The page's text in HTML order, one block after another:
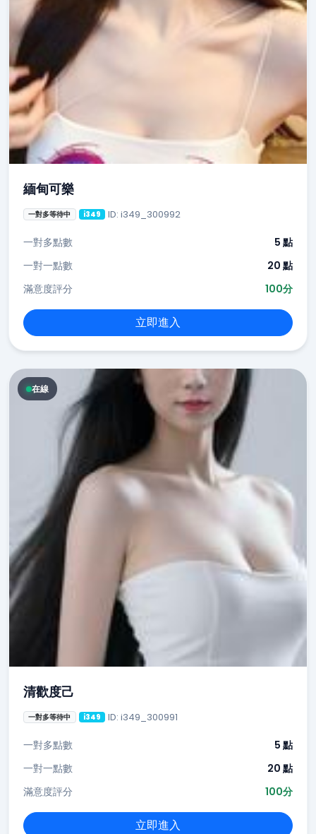
緬甸可樂
一對多等待中 i349 ID: i349_300992
一對多點數
5 點
一對一點數
20 點
滿意度評分
100分
立即進入
在線
清歡度己
一對多等待中 i349 ID: i349_300991
一對多點數
5 點
一對一點數
20 點
滿意度評分
100分
立即進入